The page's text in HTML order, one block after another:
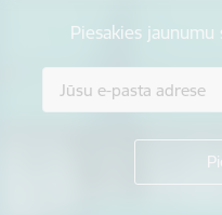
Piesakies jaunumu